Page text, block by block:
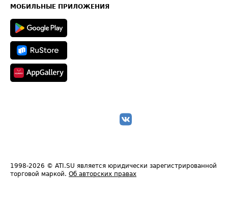
Техническая информация
МОБИЛЬНЫЕ ПРИЛОЖЕНИЯ
1998-2026 © ATI.SU является юридически зарегистрированной
торговой маркой. Об авторских правах